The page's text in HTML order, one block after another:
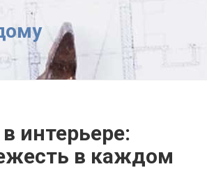
интерьере:
в каждом